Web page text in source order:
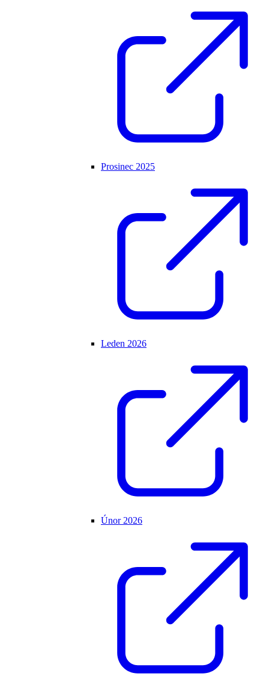
Prosinec 2025
Leden 2026
Únor 2026